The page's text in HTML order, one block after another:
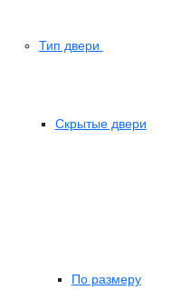
Тип двери
Скрытые двери
По размеру